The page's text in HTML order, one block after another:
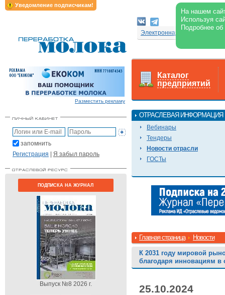
Уведомление подписчикам!
На нашем
Используя
Подробнее
Электронная версия
Разместить рекламу
запомнить
Регистрация | Я забыл пароль
ПОДПИСКА НА ЖУРНАЛ
Выпуск №8 2026 г.
Каталог
предприятий
ОТРАСЛЕВАЯ ИНФОРМАЦИЯ
Вебинары
Тендеры
Новости отрасли
ГОСТы
Главная страница Новости
К 2031 году мировой
благодаря инновациям в
25.10.2024